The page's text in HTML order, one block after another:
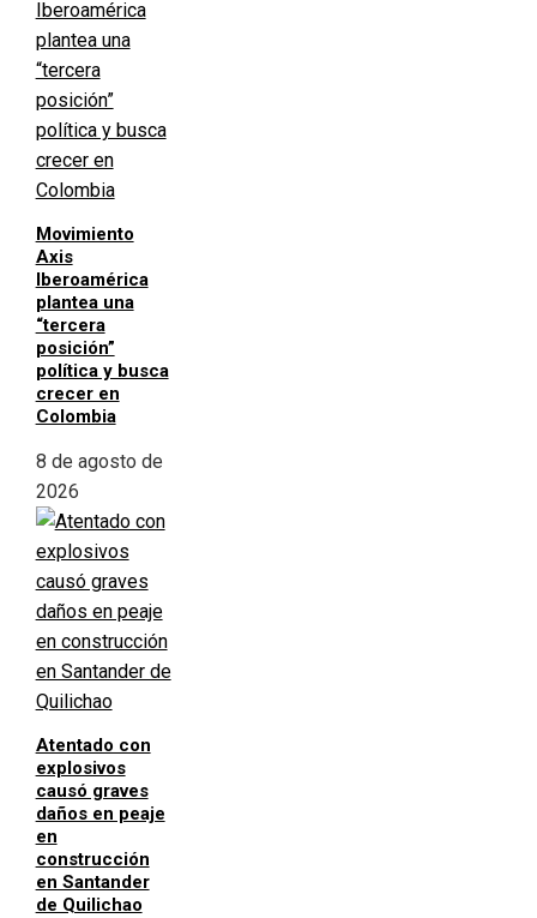
Movimiento
Axis
Iberoamérica
plantea una
“tercera
posición”
política y busca
crecer en
Colombia
8 de agosto de
2026
Atentado con
explosivos
causó graves
daños en peaje
en
construcción
en Santander
de Quilichao